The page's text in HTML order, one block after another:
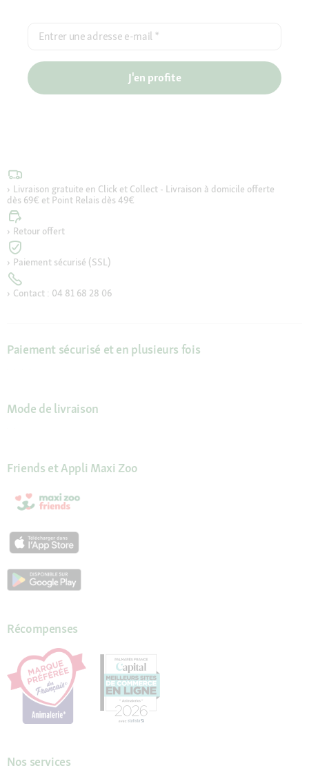
Entrer une adresse e-mail *
J'en profite
Livraison gratuite en Click et Collect - Livraison à domicile offerte
dès 69€ et Point Relais dès 49€
Retour offert
Paiement sécurisé (SSL)
Contact : 04 81 68 28 06
Paiement sécurisé et en plusieurs fois
Mode de livraison
Friends et Appli Maxi Zoo
Récompenses
Nos services